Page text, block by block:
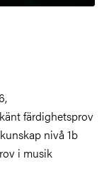
färdighetsprov
nivå 1b
i musik